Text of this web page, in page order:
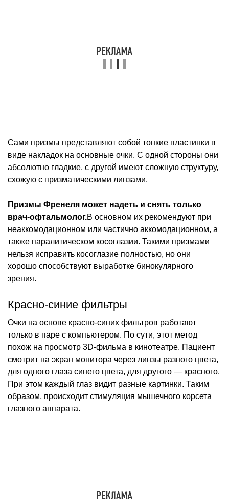
Сами призмы представляют собой тонкие пластинки в
виде накладок на основные очки. С одной стороны они
абсолютно гладкие, с другой имеют сложную структуру,
схожую с призматическими линзами.
Призмы Френеля может надеть и снять только
врач-офтальмолог.В основном их рекомендуют при
неаккомодационном или частично аккомодационном, а
также паралитическом косоглазии. Такими призмами
нельзя исправить косоглазие полностью, но они
хорошо способствуют выработке бинокулярного
зрения.
Красно-синие фильтры
Очки на основе красно-синих фильтров работают
только в паре с компьютером. По сути, этот метод
похож на просмотр 3D-фильма в кинотеатре. Пациент
смотрит на экран монитора через линзы разного цвета,
для одного глаза синего цвета, для другого — красного.
При этом каждый глаз видит разные картинки. Таким
образом, происходит стимуляция мышечного корсета
глазного аппарата.